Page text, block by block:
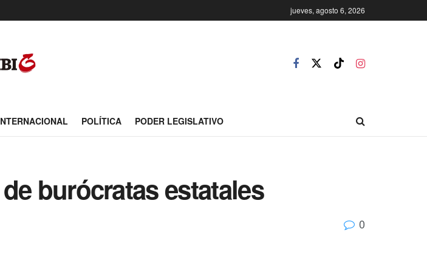
jueves, agosto 6, 2026
POLÍTICA PODER LEGISLATIVO
burócratas estatales
0